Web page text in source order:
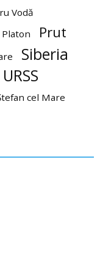
Vodă
Platon Prut
Siberia
URSS
cel Mare